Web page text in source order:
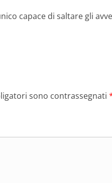
capace di saltare gli
sono contrassegnati